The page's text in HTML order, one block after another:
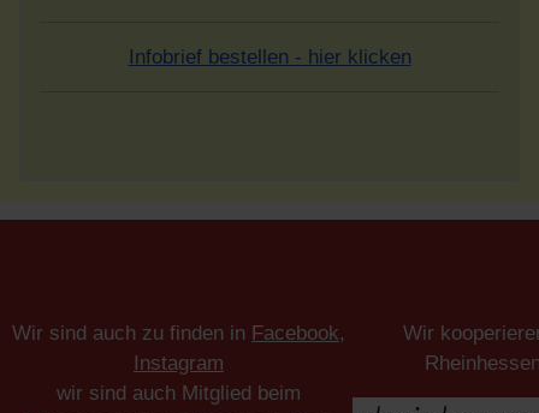
Infobrief bestellen - hier klicken
Wir sind auch zu finden in Facebook,
Instagram
wir sind auch Mitglied beim
Wir